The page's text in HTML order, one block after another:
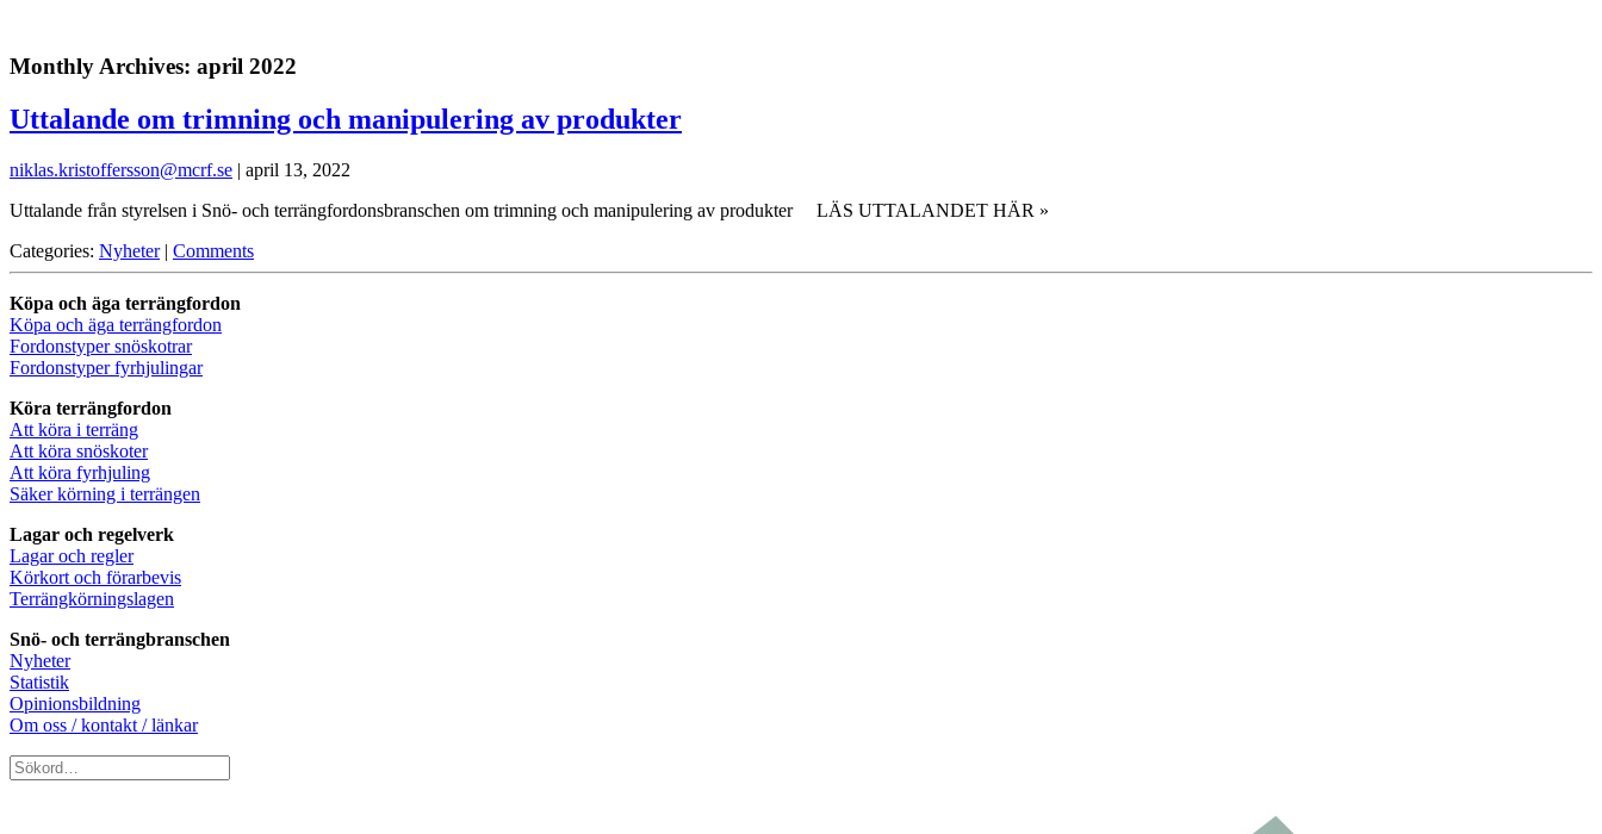
Monthly Archives: april 2022
Uttalande om trimning och manipulering av produkter
niklas.kristoffersson@mcrf.se | april 13, 2022
Uttalande från styrelsen i Snö- och terrängfordonsbranschen om trimning och manipulering av produkter LÄS UTTALANDET HÄR »
Categories: Nyheter | Comments
Köpa och äga terrängfordon
Köpa och äga terrängfordon
Fordonstyper snöskotrar
Fordonstyper fyrhjulingar
Köra terrängfordon
Att köra i terräng
Att köra snöskoter
Att köra fyrhjuling
Säker körning i terrängen
Lagar och regelverk
Lagar och regler
Körkort och förarbevis
Terrängkörningslagen
Snö- och terrängbranschen
Nyheter
Statistik
Opinionsbildning
Om oss / kontakt / länkar